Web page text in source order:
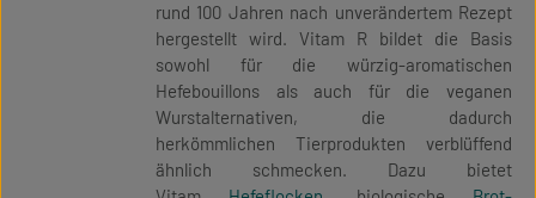
rund 100 Jahren nach unverändertem Rezept
hergestellt wird. Vitam R bildet die Basis
sowohl für die würzig-aromatischen
Hefebouillons als auch für die veganen
Wurstalternativen, die dadurch
herkömmlichen Tierprodukten verblüffend
ähnlich schmecken. Dazu bietet